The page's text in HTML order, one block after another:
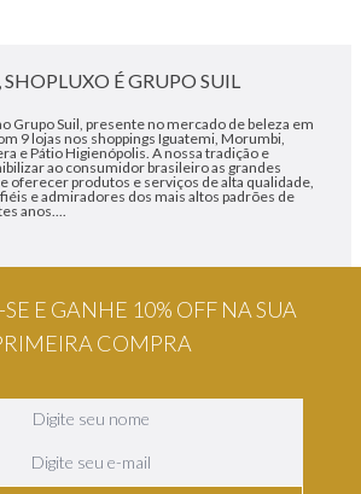
É GRUPO SUIL
Grupo Suil, presente no mercado de beleza em
9 lojas nos shoppings Iguatemi, Morumbi,
e Pátio Higienópolis. A nossa tradição e
ao consumidor brasileiro as grandes
oferecer produtos e serviços de alta qualidade,
e admiradores dos mais altos padrões de
anos....
E GANHE 10% OFF NA SUA
COMPRA